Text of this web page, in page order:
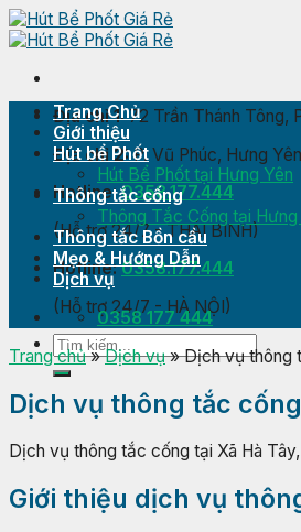
Skip
to
Địa chỉ 1:72 Trần Thánh Tông,
Địa chỉ 2:P. Vũ Phúc, Hưng Yên
Hotline: 0358.177.444
(Hỗ trợ 24/7 - THÁI BÌNH)
Hotline: 0358.177.444
(Hỗ trợ 24/7 - HÀ NỘI)
Trang Chủ
Giới thiệu
Hút bể Phốt
Hút Bể Phốt tại Hưng Yên
Thông tắc cống
Thông Tắc Cống tại Hưng
Thông tắc Bồn cầu
Mẹo & Hướng Dẫn
Dịch vụ
0358 177 444
Trang chủ»Dịch vụ»Dịch vụ thông
Dịch vụ thông tắc
Dịch vụ thông tắc cống tại Xã Hà
Giới thiệu dịch vụ